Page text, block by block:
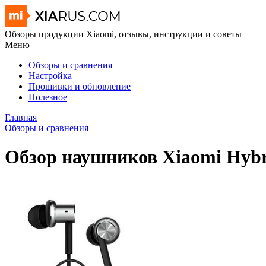
Обзоры продукции Xiaomi, отзывы, инструкции и советы
Меню
Обзоры и сравнения
Настройка
Прошивки и обновление
Полезное
Главная
Обзоры и сравнения
Обзор наушников Xiaomi